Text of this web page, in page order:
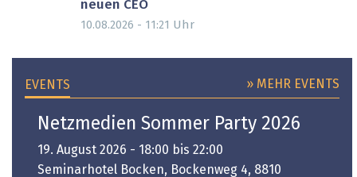
neuen CEO
10.08.2026 - 11:21 Uhr
EVENTS » MEHR EVENTS
Netzmedien Sommer Party 2026
19. August 2026 - 18:00 bis 22:00
Seminarhotel Bocken, Bockenweg 4, 8810